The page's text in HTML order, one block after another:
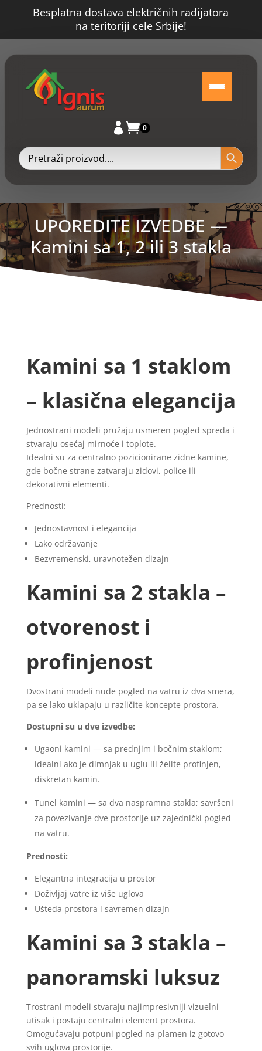
Besplatna dostava električnih radijatora
na teritoriji cele Srbije!
  0
UPOREDITE IZVEDBE —
Kamini sa 1, 2 ili 3 stakla
Kamini sa 1 staklom
– klasična elegancija
Jednostrani modeli pružaju usmeren pogled spreda i
stvaraju osećaj mirnoće i toplote.
Idealni su za centralno pozicionirane zidne kamine,
gde bočne strane zatvaraju zidovi, police ili
dekorativni elementi.
Prednosti:
Jednostavnost i elegancija
Lako održavanje
Bezvremenski, uravnotežen dizajn
Kamini sa 2 stakla –
otvorenost i
profinjenost
Dvostrani modeli nude pogled na vatru iz dva smera,
pa se lako uklapaju u različite koncepte prostora.
Dostupni su u dve izvedbe:
Ugaoni kamini — sa prednjim i bočnim staklom;
idealni ako je dimnjak u uglu ili želite profinjen,
diskretan kamin.
Tunel kamini — sa dva naspramna stakla; savršeni
za povezivanje dve prostorije uz zajednički pogled
na vatru.
Prednosti:
Elegantna integracija u prostor
Doživljaj vatre iz više uglova
Ušteda prostora i savremen dizajn
Kamini sa 3 stakla –
panoramski luksuz
Trostrani modeli stvaraju najimpresivniji vizuelni
utisak i postaju centralni element prostora.
Omogućavaju potpuni pogled na plamen iz gotovo
svih uglova prostorije.